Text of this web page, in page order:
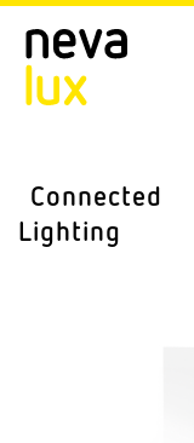
Connected
Lighting